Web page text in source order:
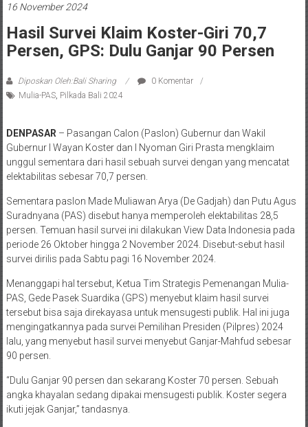
16 November 2024
Hasil Survei Klaim Koster-Giri 70,7
Persen, GPS: Dulu Ganjar 90 Persen
Diposkan Oleh:Bali Sharing
0 Komentar
Mulia-PAS, Pilkada Bali 2024
DENPASAR – Pasangan Calon (Paslon) Gubernur dan Wakil
Gubernur I Wayan Koster dan I Nyoman Giri Prasta mengklaim
unggul sementara dari hasil sebuah survei dengan yang mencatat
elektabilitas sebesar 70,7 persen.
Sementara paslon Made Muliawan Arya (De Gadjah) dan Putu Agus
Suradnyana (PAS) disebut hanya memperoleh elektabilitas 28,5
persen. Temuan hasil survei ini dilakukan View Data Indonesia pada
periode 26 Oktober hingga 2 November 2024. Disebut-sebut hasil
survei dirilis pada Sabtu pagi 16 November 2024.
Menanggapi hal tersebut, Ketua Tim Strategis Pemenangan Mulia-
PAS, Gede Pasek Suardika (GPS) menyebut klaim hasil survei
tersebut bisa saja direkayasa untuk mensugesti publik. Hal ini juga
mengingatkannya pada survei Pemilihan Presiden (Pilpres) 2024
lalu, yang menyebut hasil survei menyebut Ganjar-Mahfud sebesar
90 persen.
“Dulu Ganjar 90 persen dan sekarang Koster 70 persen. Sebuah
angka khayalan sedang dipakai mensugesti publik. Koster segera
ikuti jejak Ganjar,” tandasnya.